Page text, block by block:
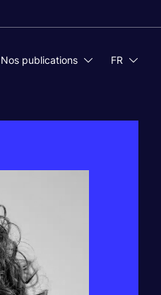
Nos publications FR